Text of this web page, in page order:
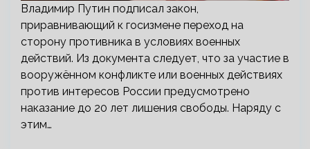
Владимир Путин подписал закон,
приравнивающий к госизмене переход на
сторону противника в условиях военных
действий. Из документа следует, что за участие в
вооружённом конфликте или военных действиях
против интересов России предусмотрено
наказание до 20 лет лишения свободы. Наряду с
этим…